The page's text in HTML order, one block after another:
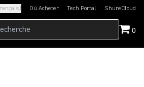
Où Acheter Tech Portal
(Opens in a new tab)ShureCloud
(Opens in a new
0